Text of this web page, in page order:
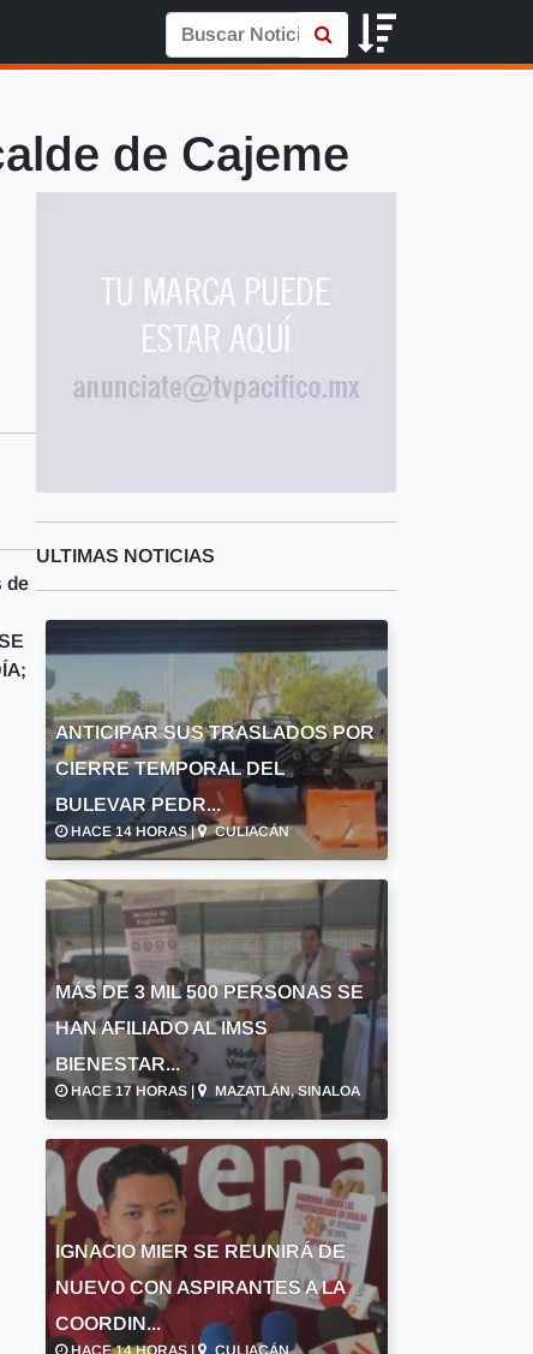
de Cajeme
de
ULTIMAS NOTICIAS
ANTICIPAR SUS TRASLADOS POR
CIERRE TEMPORAL DEL
BULEVAR PEDR...
HACE 14 HORAS | CULIACÁN
MÁS DE 3 MIL 500 PERSONAS SE
HAN AFILIADO AL IMSS
BIENESTAR...
HACE 17 HORAS | MAZATLÁN, SINALOA
IGNACIO MIER SE REUNIRÁ DE
NUEVO CON ASPIRANTES A LA
COORDIN...
HACE 14 HORAS | CULIACÁN